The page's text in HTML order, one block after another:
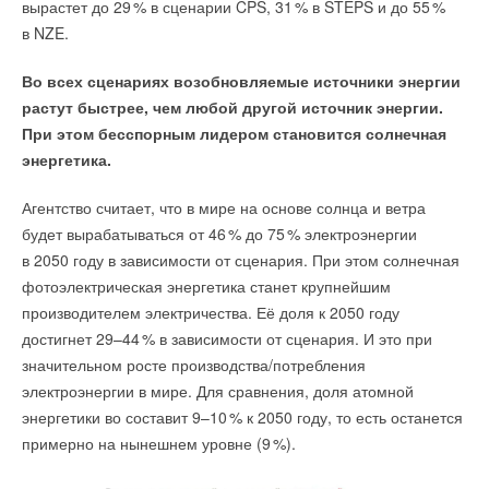
вырастет до 29% в сценарии CPS, 31% в STEPS и до 55%
в NZE.
Во всех сценариях возобновляемые источники энергии
растут быстрее, чем любой другой источник энергии.
При этом бесспорным лидером становится солнечная
энергетика.
Агентство считает, что в мире на основе солнца и ветра
будет вырабатываться от 46% до 75% электроэнергии
в 2050 году в зависимости от сценария. При этом солнечная
фотоэлектрическая энергетика станет крупнейшим
производителем электричества. Её доля к 2050 году
достигнет 29–44% в зависимости от сценария. И это при
значительном росте производства/потребления
электроэнергии в мире. Для сравнения, доля атомной
энергетики во составит 9–10% к 2050 году, то есть останется
примерно на нынешнем уровне (9%).
Уведомления отключены
Комментарии
Добавить комментарий
Ваше имя *
Ваш E-mail *
Текст комментария
НОВОСТИ СОК 3 ИЮНЯ 2026
→
Уведомления отключены
Комментарии
В этой теме еще нет комментариев
Добавить комментарий
генерации и потребления электроэнергии на постоянном
и переменном токе и лечь в основу создания уникальных
линий электропередачи постоянного и переменного тока
нового поколения.